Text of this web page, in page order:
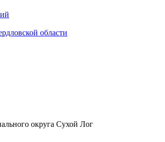
округа Сухой Лог